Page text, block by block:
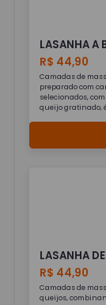
LASANHA A
R$ 44,90
Camadas de
preparado com
selecionados,
queijo gratinado,
LASANHA
R$ 44,90
Camadas de
queijos,